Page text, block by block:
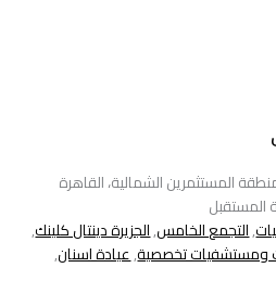
منطقة المستثمرين الشمالية، القاهرة
المستقبل
,التجمع الخامس,الجزيرة دينتال كلينك,
ومستشفيات تخصصية,عيادة اسنان,